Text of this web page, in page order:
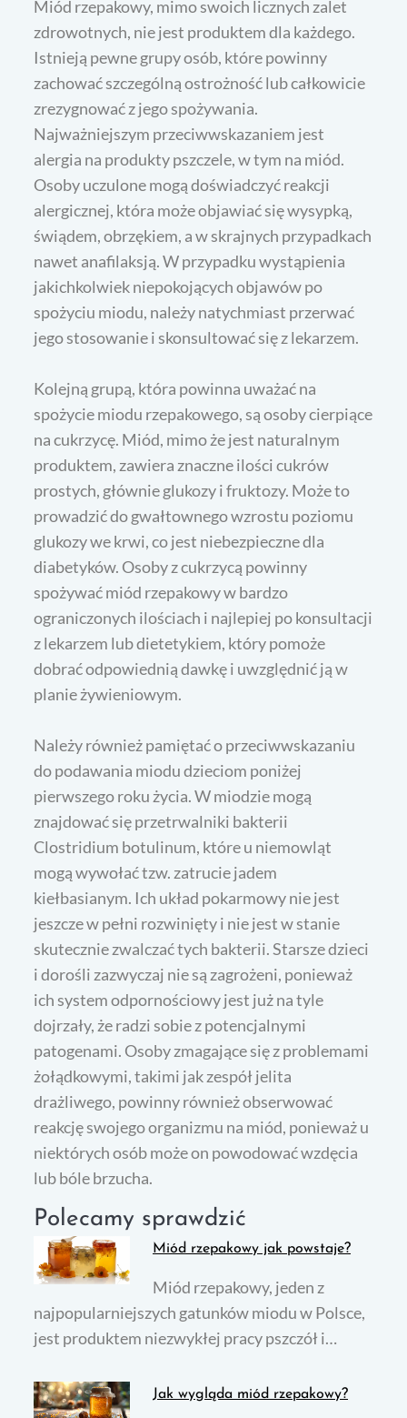
Miód rzepakowy, mimo swoich licznych zalet
zdrowotnych, nie jest produktem dla każdego.
Istnieją pewne grupy osób, które powinny
zachować szczególną ostrożność lub całkowicie
zrezygnować z jego spożywania.
Najważniejszym przeciwwskazaniem jest
alergia na produkty pszczele, w tym na miód.
Osoby uczulone mogą doświadczyć reakcji
alergicznej, która może objawiać się wysypką,
świądem, obrzękiem, a w skrajnych przypadkach
nawet anafilaksją. W przypadku wystąpienia
jakichkolwiek niepokojących objawów po
spożyciu miodu, należy natychmiast przerwać
jego stosowanie i skonsultować się z lekarzem.
Kolejną grupą, która powinna uważać na
spożycie miodu rzepakowego, są osoby cierpiące
na cukrzycę. Miód, mimo że jest naturalnym
produktem, zawiera znaczne ilości cukrów
prostych, głównie glukozy i fruktozy. Może to
prowadzić do gwałtownego wzrostu poziomu
glukozy we krwi, co jest niebezpieczne dla
diabetyków. Osoby z cukrzycą powinny
spożywać miód rzepakowy w bardzo
ograniczonych ilościach i najlepiej po konsultacji
z lekarzem lub dietetykiem, który pomoże
dobrać odpowiednią dawkę i uwzględnić ją w
planie żywieniowym.
Należy również pamiętać o przeciwwskazaniu
do podawania miodu dzieciom poniżej
pierwszego roku życia. W miodzie mogą
znajdować się przetrwalniki bakterii
Clostridium botulinum, które u niemowląt
mogą wywołać tzw. zatrucie jadem
kiełbasianym. Ich układ pokarmowy nie jest
jeszcze w pełni rozwinięty i nie jest w stanie
skutecznie zwalczać tych bakterii. Starsze dzieci
i dorośli zazwyczaj nie są zagrożeni, ponieważ
ich system odpornościowy jest już na tyle
dojrzały, że radzi sobie z potencjalnymi
patogenami. Osoby zmagające się z problemami
żołądkowymi, takimi jak zespół jelita
drażliwego, powinny również obserwować
reakcję swojego organizmu na miód, ponieważ u
niektórych osób może on powodować wzdęcia
lub bóle brzucha.
Polecamy sprawdzić
Miód rzepakowy jak powstaje?
Miód rzepakowy, jeden z
najpopularniejszych gatunków miodu w Polsce,
jest produktem niezwykłej pracy pszczół i…
Jak wygląda miód rzepakowy?